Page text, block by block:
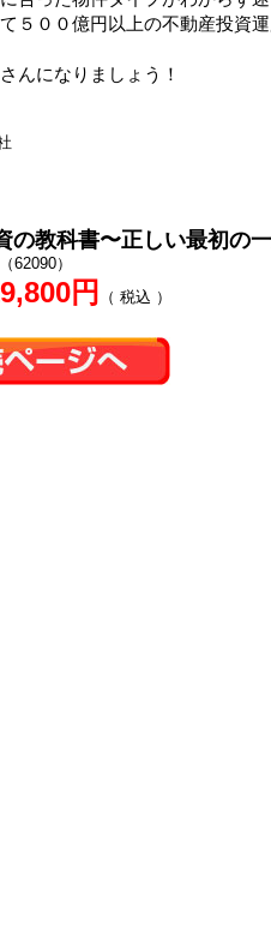
５００億円以上の不動産投資
んになりましょう！
の教科書〜正しい最初の
（62090）
円 （ 税込 ）